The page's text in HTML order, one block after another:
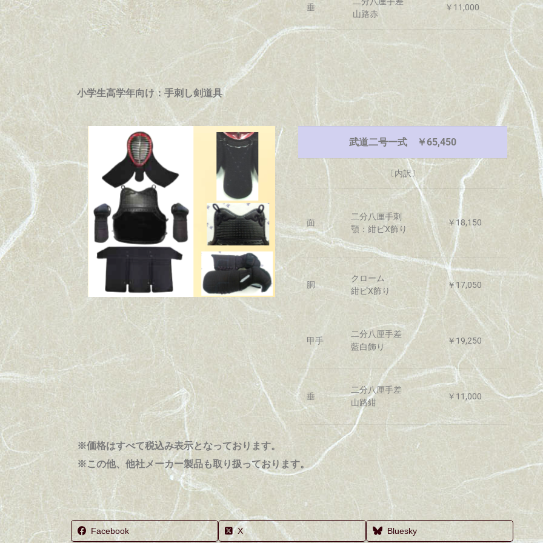
垂
山路赤
￥11,000
小学生高学年向け：手刺し剣道具
武道二号一式 ￥65,450
〔内訳〕
面
二分八厘手刺
顎：紺ピX飾り
￥18,150
胴
クローム
紺ピX飾り
￥17,050
甲手
二分八厘手差
藍白飾り
￥19,250
垂
二分八厘手差
山路紺
￥11,000
※価格はすべて税込み表示となっております。
※この他、他社メーカー製品も取り扱っております。
Facebook X Bluesky